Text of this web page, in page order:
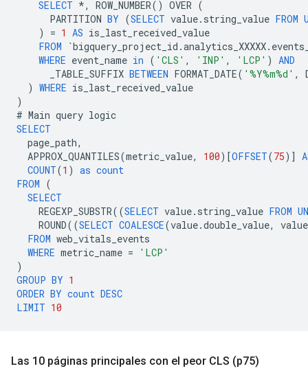
SELECT *, ROW_NUMBER() OVER (
PARTITION BY (SELECT value. string_value FROM
)
= 1 AS is_last_received_value
FROM
`bigquery_project_id .analytics_XXXXX.
WHERE event_name in ( 'CLS' , 'INP' , 'LCP' )
AND
_TABLE_SUFFIX BETWEEN FORMAT_DATE( '%Y%m%d' ,
) WHERE is_last_received_value
)
# Main query logic
SELECT
page_path,
APPROX_QUANTILES(metric_value, 100)[OFFSET(75)]
COUNT(1 ) as count
FROM (
SELECT
REGEXP_SUBSTR((SELECT value. string_value FROM
ROUND((SELECT COALESCE(value.double_value,
value
FROM web_vitals_events
WHERE metric_name =
'LCP'
)
GROUP BY 1
ORDER BY count DESC
LIMIT 10
Las 10 páginas principales con el peor CLS (p75)